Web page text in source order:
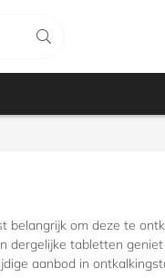
om deze te
dergelijke tabletten
aanbod in